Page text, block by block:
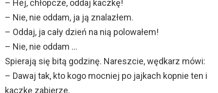
– Hej, chłopcze, oddaj kaczkę!
– Nie, nie oddam, ja ją znalazłem.
– Oddaj, ja cały dzień na nią polowałem!
– Nie, nie oddam …
Spierają się bitą godzinę. Nareszcie, wędkarz mówi:
– Dawaj tak, kto kogo mocniej po jajkach kopnie ten i
kaczkę zabierze.